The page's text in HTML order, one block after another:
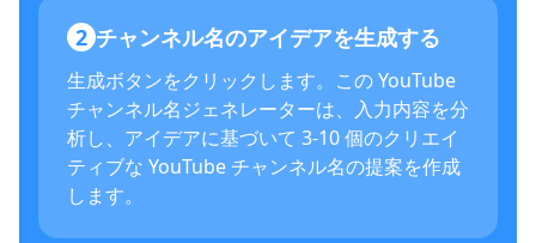
2 チャンネル名のアイデアを生成する
生成ボタンをクリックします。この YouTube
チャンネル名ジェネレーターは、入力内容を分
析し、アイデアに基づいて 3-10 個のクリエイ
ティブな YouTube チャンネル名の提案を作成
します。